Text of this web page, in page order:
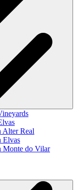
Alter Real
Elvas
Monte do Vilar